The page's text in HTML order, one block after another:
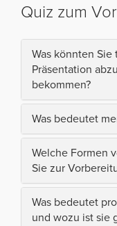
Quiz zum
Was könnten
Präsentation
bekommen?
Was bedeutet
Welche Formen
Sie zur
Was bedeutet
und wozu ist sie